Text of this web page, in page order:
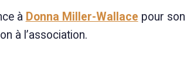
à Donna Miller-Wallace pour son
à l’association.